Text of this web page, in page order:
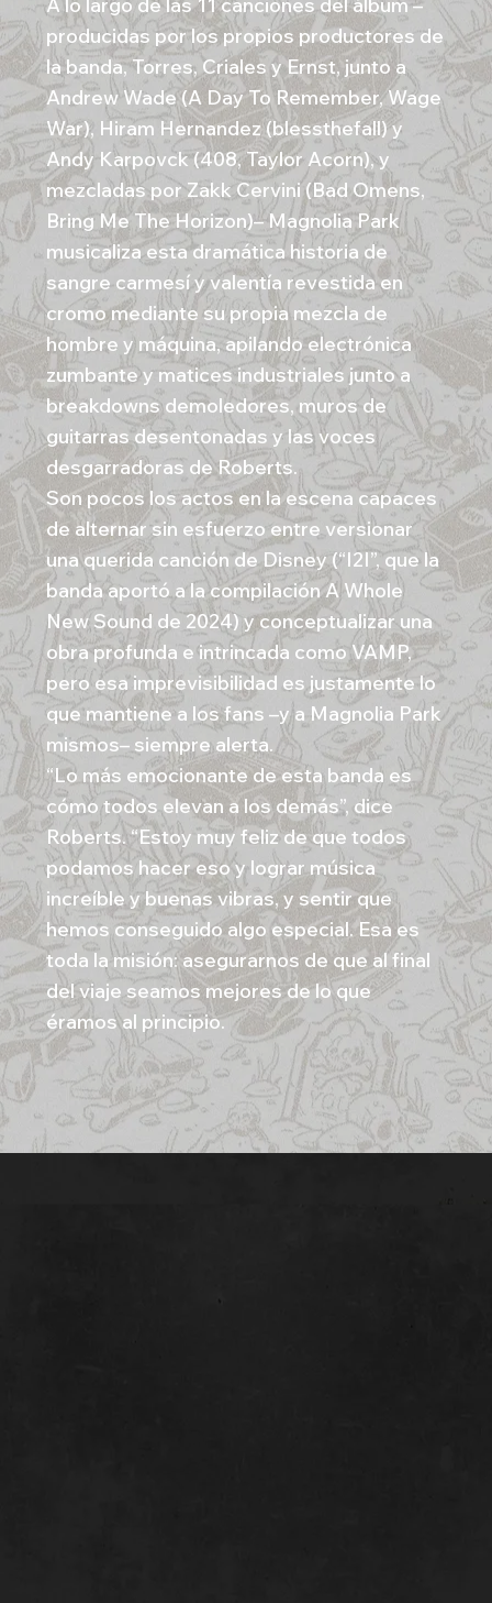
producidas por los propios productores de
la banda, Torres, Criales y Ernst, junto a
Andrew Wade (A Day To Remember, Wage
War), Hiram Hernandez (blessthefall) y
Andy Karpovck (408, Taylor Acorn), y
mezcladas por Zakk Cervini (Bad Omens,
Bring Me The Horizon)– Magnolia Park
musicaliza esta dramática historia de
sangre carmesí y valentía revestida en
cromo mediante su propia mezcla de
hombre y máquina, apilando electrónica
zumbante y matices industriales junto a
breakdowns demoledores, muros de
guitarras desentonadas y las voces
desgarradoras de Roberts.
Son pocos los actos en la escena capaces
de alternar sin esfuerzo entre versionar
una querida canción de Disney (“I2I”, que la
banda aportó a la compilación A Whole
New Sound de 2024) y conceptualizar una
obra profunda e intrincada como VAMP,
pero esa imprevisibilidad es justamente lo
que mantiene a los fans –y a Magnolia Park
mismos– siempre alerta.
“Lo más emocionante de esta banda es
cómo todos elevan a los demás”, dice
Roberts. “Estoy muy feliz de que todos
podamos hacer eso y lograr música
increíble y buenas vibras, y sentir que
hemos conseguido algo especial. Esa es
toda la misión: asegurarnos de que al final
del viaje seamos mejores de lo que
éramos al principio.